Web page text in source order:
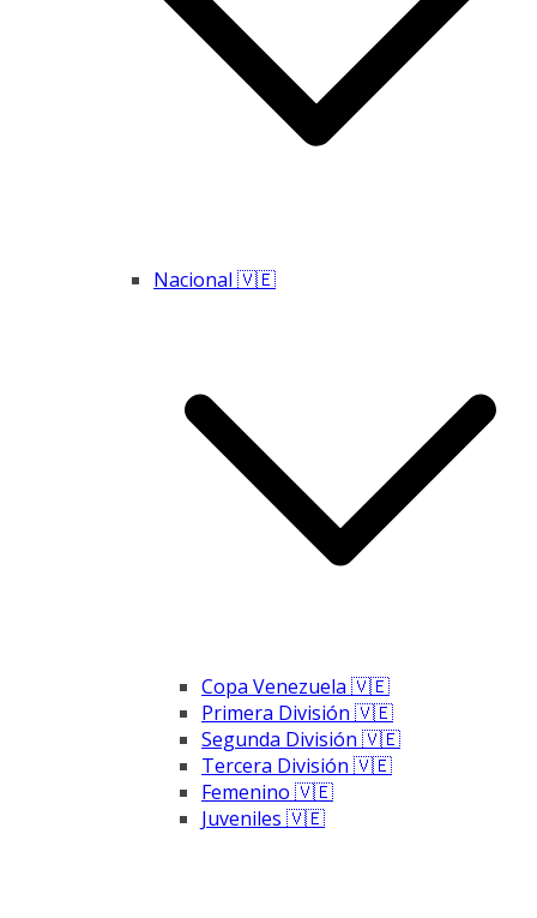
Nacional 🇻🇪
Copa Venezuela 🇻🇪
Primera División 🇻🇪
Segunda División 🇻🇪
Tercera División 🇻🇪
Femenino 🇻🇪
Juveniles 🇻🇪